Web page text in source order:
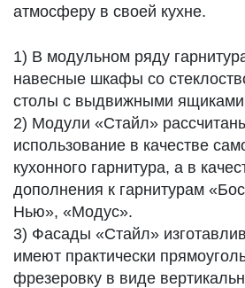
атмосферу в своей кухне.
1) В модульном ряду
навесные шкафы со
столы с выдвижными
2) Модули «Стайл»
использование в качестве
кухонного гарнитура, а в
дополнения к гарнитурам
Нью», «Модус».
3) Фасады «Стайл»
имеют практически
фрезеровку в виде